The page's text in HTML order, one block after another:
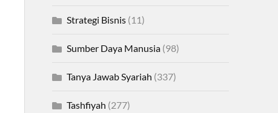
Strategi Bisnis(11)
Sumber Daya Manusia(98)
Tanya Jawab Syariah (337)
Tashfiyah (277)